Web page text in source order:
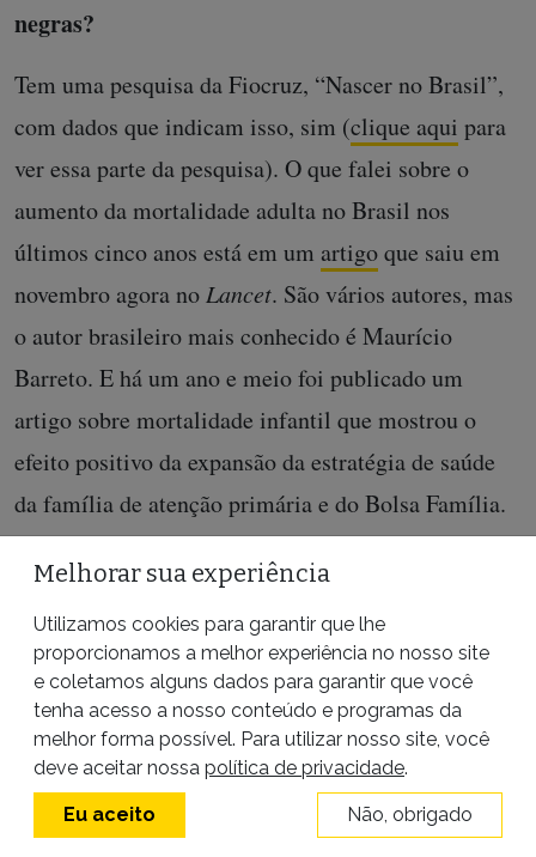
negras?
Tem uma pesquisa da Fiocruz, “Nascer no Brasil”,
com dados que indicam isso, sim (clique aqui para
ver essa parte da pesquisa). O que falei sobre o
aumento da mortalidade adulta no Brasil nos
últimos cinco anos está em um artigoque saiu em
novembro agora no Lancet. São vários autores, mas
o autor brasileiro mais conhecido é Maurício
Barreto. E há um ano e meio foi publicado um
artigo sobre mortalidade infantil que mostrou o
efeito positivo da expansão da estratégia de saúde
da família de atenção primária e do Bolsa Família.
Os efeitos são assim rápidos, então? Quando há
tempo demora para a gente perceber isso na
saúde pública?
É o que eu estou te falando: o efeito é bem rápido.
Pode piorar em cinco, mesmo em três anos. Quando
tem uma crise no crescimento econômico com
Melhorar sua experiência
Utilizamos cookies para garantir que lhe
proporcionamos a melhor experiência no nosso site
e coletamos alguns dados para garantir que você
tenha acesso a nosso conteúdo e programas da
melhor forma possível. Para utilizar nosso site, você
deve aceitar nossa política de privacidade.
Eu aceito Não, obrigado